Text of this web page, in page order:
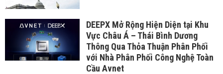
DEEPX Mở Rộng Hiện Diện tại Khu
Vực Châu Á – Thái Bình Dương
Thông Qua Thỏa Thuận Phân Phối
với Nhà Phân Phối Công Nghệ Toàn
Cầu Avnet